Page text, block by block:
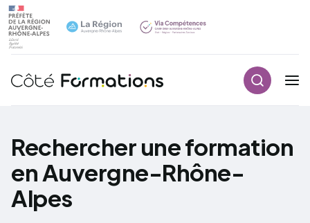
Navigation principale
Rechercher une formation
en Auvergne-Rhône-
Alpes